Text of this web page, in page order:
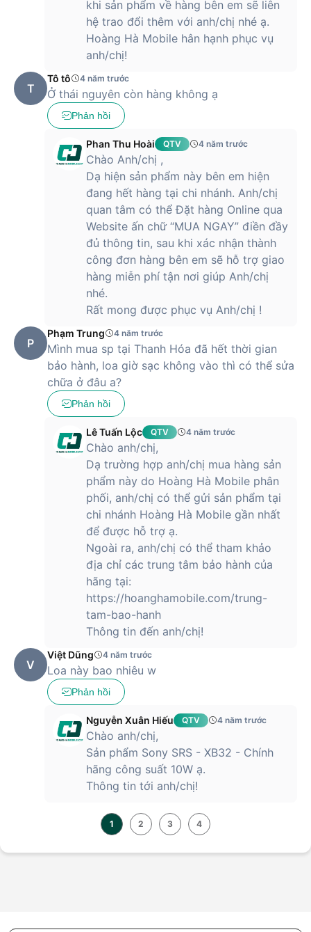
khi sản phẩm về hàng bên em sẽ liên
hệ trao đổi thêm với anh/chị nhé ạ.
Hoàng Hà Mobile hân hạnh phục vụ
anh/chị!
T
Tô tô 4 năm trước
Ở thái nguyên còn hàng không ạ
Phản hồi
Phan Thu Hoài QTV 4 năm trước
Chào Anh/chị ,
Dạ hiện sản phẩm này bên em hiện
đang hết hàng tại chi nhánh. Anh/chị
quan tâm có thể Đặt hàng Online qua
Website ấn chữ “MUA NGAY” điền đầy
đủ thông tin, sau khi xác nhận thành
công đơn hàng bên em sẽ hỗ trợ giao
hàng miễn phí tận nơi giúp Anh/chị
nhé.
Rất mong được phục vụ Anh/chị !
P
Phạm Trung 4 năm trước
Mình mua sp tại Thanh Hóa đã hết thời gian
bảo hành, loa giờ sạc không vào thì có thể sửa
chữa ở đâu a?
Phản hồi
Lê Tuấn Lộc QTV 4 năm trước
Chào anh/chị,
Dạ trường hợp anh/chị mua hàng sản
phẩm này do Hoàng Hà Mobile phân
phối, anh/chị có thể gửi sản phẩm tại
chi nhánh Hoàng Hà Mobile gần nhất
để được hỗ trợ ạ.
Ngoài ra, anh/chị có thể tham khảo
địa chỉ các trung tâm bảo hành của
hãng tại:
https://hoanghamobile.com/trung-
tam-bao-hanh
Thông tin đến anh/chị!
V
Việt Dũng 4 năm trước
Loa này bao nhiêu w
Phản hồi
Nguyễn Xuân Hiếu QTV 4 năm trước
Chào anh/chị,
Sản phẩm Sony SRS - XB32 - Chính
hãng công suất 10W ạ.
Thông tin tới anh/chị!
1 2 3 4